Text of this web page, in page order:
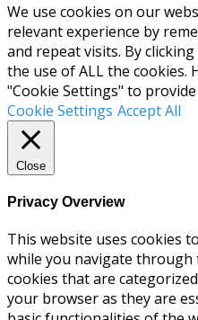
We use cookies on our
relevant experience by
and repeat visits. By
the use of ALL the cookies.
"Cookie Settings" to
Cookie Settings Accept All
Close
Privacy Overview
This website uses cookies
while you navigate through
cookies that are
your browser as they are